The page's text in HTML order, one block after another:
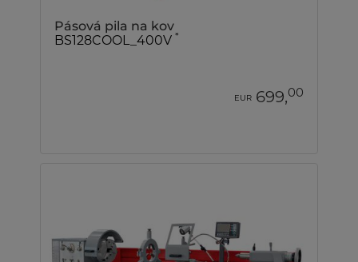
Pásová pila na kov
BS128COOL_400V *
EUR 699,00